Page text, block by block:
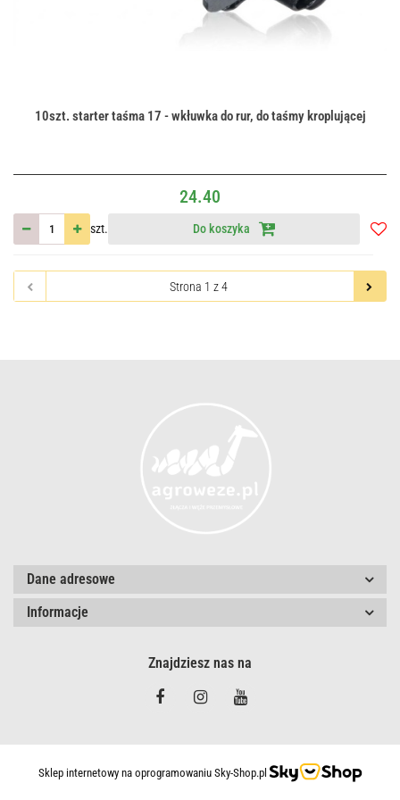
10szt. starter taśma 17 - wkłuwka do rur, do taśmy kroplującej
24.40
szt. Do koszyka
Dane adresowe
Informacje
Znajdziesz nas na
Sklep internetowy na oprogramowaniu Sky-Shop.pl